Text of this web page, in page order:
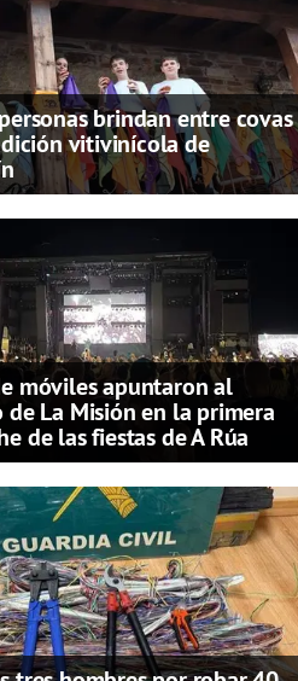
brindan entre covas
vitivinícola de
móviles apuntaron al
de La Misión en la primera
de las fiestas de A Rúa